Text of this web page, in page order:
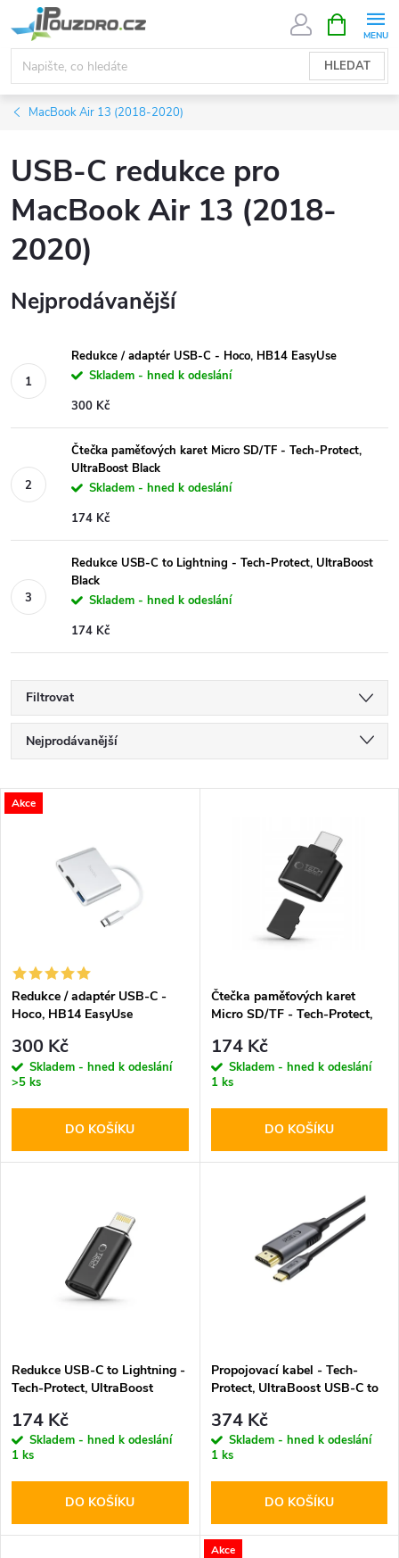
na
obsah
HLEDAT
NÁKUPNÍ
KOŠÍK
MacBook Air 13 (2018-2020)
USB-C redukce pro
MacBook Air 13 (2018-
2020)
Nejprodávanější
Redukce / adaptér USB-C - Hoco, HB14 EasyUse
Skladem - hned k odeslání
300 Kč
Čtečka paměťových karet Micro SD/TF - Tech-Protect,
UltraBoost Black
Skladem - hned k odeslání
174 Kč
Redukce USB-C to Lightning - Tech-Protect, UltraBoost
Black
Skladem - hned k odeslání
174 Kč
Filtrovat
Ř
a
í
p
r
o
d
Nejprodávanější
Nejdražší
Abecedně
V
s
p
r
o
d
Akce
Redukce / adaptér USB-C -
Hoco, HB14 EasyUse
300 Kč
Skladem - hned k odeslání
>5 ks
DO KOŠÍKU
Čtečka paměťových karet
Micro SD/TF - Tech-Protect,
174 Kč
Skladem - hned k odeslání
1 ks
DO KOŠÍKU
Redukce USB-C to Lightning -
Tech-Protect, UltraBoost
174 Kč
Skladem - hned k odeslání
1 ks
DO KOŠÍKU
Propojovací kabel - Tech-
Protect, UltraBoost USB-C to
374 Kč
Skladem - hned k odeslání
1 ks
DO KOŠÍKU
Akce